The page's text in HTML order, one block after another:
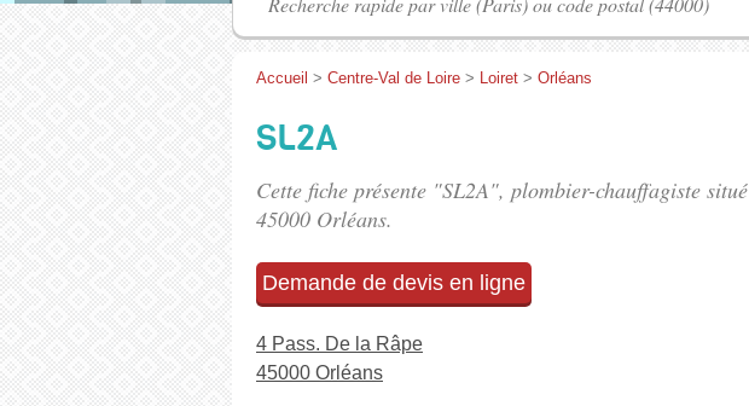
Accueil > Centre-Val de Loire > Loiret > Orléans
SL2A
Cette fiche présente "SL2A", plombier-chauffagiste situé
45000 Orléans.
Demande de devis en ligne
4 Pass. De la Râpe
45000 Orléans